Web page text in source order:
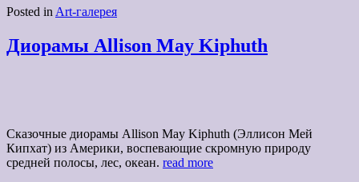
Posted in Art-галерея
Диорамы Allison May Kiphuth
Сказочные диорамы Allison May Kiphuth (Эллисон Мей
Кипхат) из Америки, воспевающие скромную природу
средней полосы, лес, океан. read more